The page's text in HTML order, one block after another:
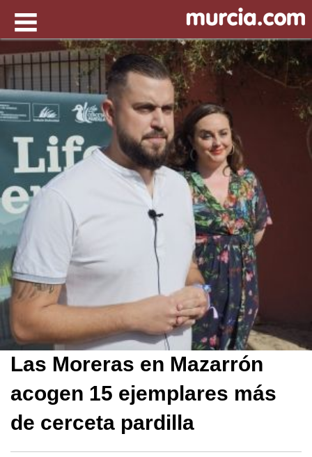
Las Moreras en Mazarrón
acogen 15 ejemplares más
de cerceta pardilla